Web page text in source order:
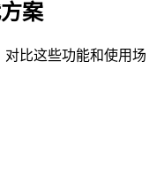
案
对比这些功能和使用场